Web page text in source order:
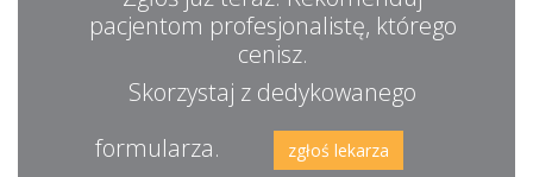
pacjentom profesjonalistę, którego
cenisz.
Skorzystaj z dedykowanego
formularza.
zgłoś lekarza